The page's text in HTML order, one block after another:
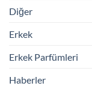
Diğer
Erkek
Erkek Parfümleri
Haberler